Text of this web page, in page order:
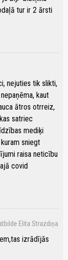
tur ir 2 ārsti
nejuties tik slikti,
kaut
ātros otrreiz,
satriec
mediķi
sniegt
raisa neticību
covid
Elita Strazdiņa
izrādījās